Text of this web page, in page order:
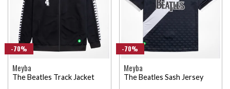
-70%
Meyba
The Beatles Track Jacket
-70%
Meyba
The Beatles Sash Jersey